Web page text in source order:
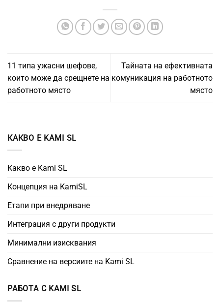
11 типа ужасни шефове,
които може да срещнете на
работното място
Тайната на ефективната
комуникация на работното
място
КАКВО Е KAMI SL
Какво е Kami SL
Концепция на KamiSL
Етапи при внедряване
Интеграция с други продукти
Минимални изисквания
Сравнение на версиите на Kami SL
РАБОТА С KAMI SL